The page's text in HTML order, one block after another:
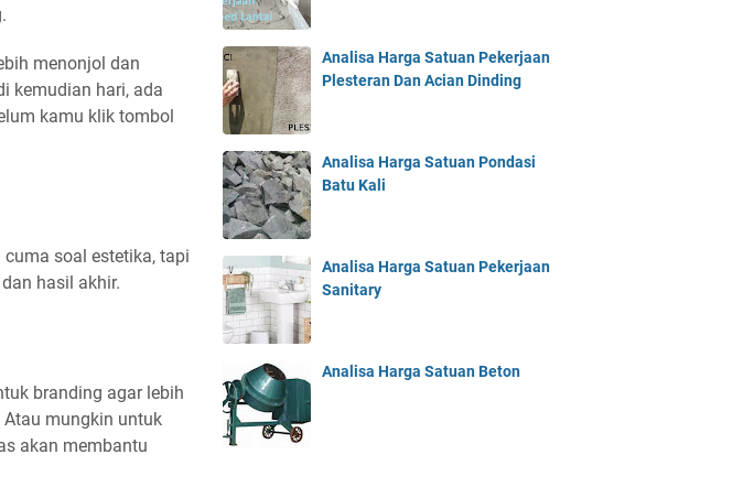
menonjol dan
kemudian hari, ada
kamu klik tombol
soal estetika, tapi
hasil akhir.
branding agar lebih
mungkin untuk
akan membantu
Analisa Harga Satuan Pekerjaan
Plesteran Dan Acian Dinding
Analisa Harga Satuan Pondasi
Batu Kali
Analisa Harga Satuan Pekerjaan
Sanitary
Analisa Harga Satuan Beton